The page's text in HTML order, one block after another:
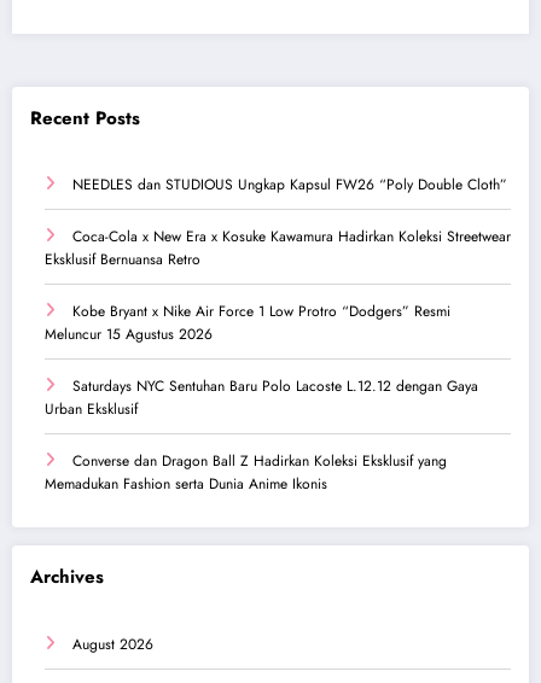
Recent Posts
NEEDLES dan STUDIOUS Ungkap Kapsul FW26 “Poly Double Cloth”
Coca-Cola x New Era x Kosuke Kawamura Hadirkan Koleksi Streetwear
Eksklusif Bernuansa Retro
Kobe Bryant x Nike Air Force 1 Low Protro “Dodgers” Resmi
Meluncur 15 Agustus 2026
Saturdays NYC Sentuhan Baru Polo Lacoste L.12.12 dengan Gaya
Urban Eksklusif
Converse dan Dragon Ball Z Hadirkan Koleksi Eksklusif yang
Memadukan Fashion serta Dunia Anime Ikonis
Archives
August 2026